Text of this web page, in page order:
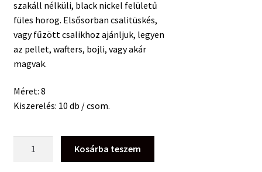
szakáll nélküli, black nickel felületű
füles horog. Elsősorban csalitüskés,
vagy fűzött csalikhoz ajánljuk, legyen
az pellet, wafters, bojli, vagy akár
magvak.
Méret: 8
Kiszerelés: 10 db / csom.
Kosárba teszem